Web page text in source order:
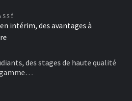
intérim, des avantages à
des stages de haute qualité